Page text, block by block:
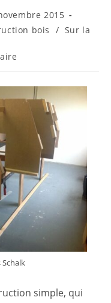
2015
bois / Sur la
simple, qui